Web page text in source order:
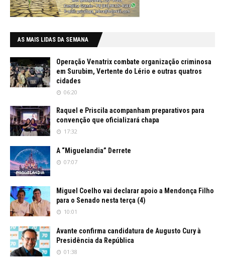
AS MAIS LIDAS DA SEMANA
Operação Venatrix combate organização criminosa
em Surubim, Vertente do Lério e outras quatros
cidades
06:20
Raquel e Priscila acompanham preparativos para
convenção que oficializará chapa
17:32
A “Miguelandia” Derrete
07:07
Miguel Coelho vai declarar apoio a Mendonça Filho
para o Senado nesta terça (4)
10:01
Avante confirma candidatura de Augusto Cury à
Presidência da República
01:38